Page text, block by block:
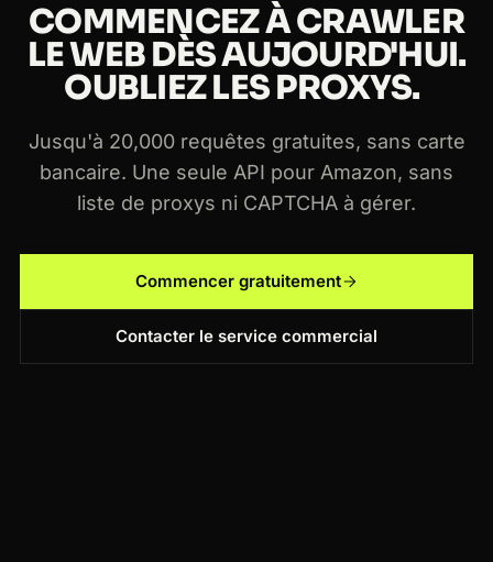
COMMENCEZ À CRAWLER
LE WEB DÈS AUJOURD'HUI.
OUBLIEZ LES PROXYS.
Jusqu'à 20,000 requêtes gratuites, sans carte
bancaire. Une seule API pour Amazon, sans
liste de proxys ni CAPTCHA à gérer.
Commencer gratuitement
Contacter le service commercial